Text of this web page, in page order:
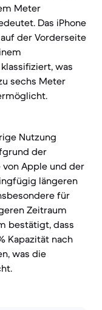
Meter
Das iPhone
der Vorderseite
was
sechs Meter
Nutzung
der
Apple und der
längeren
für
Zeitraum
bestätigt, dass
Kapazität nach
was die